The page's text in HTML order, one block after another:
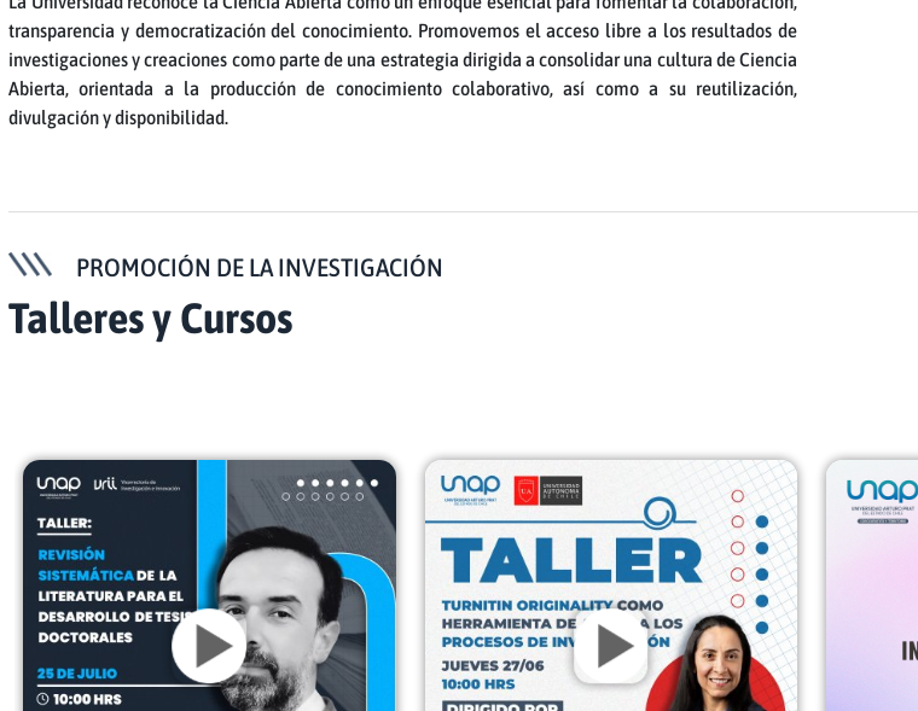
transparencia y democratización del conocimiento. Promovemos el acceso libre a los resultados de
investigaciones y creaciones como parte de una estrategia dirigida a consolidar una cultura de Ciencia
Abierta, orientada a la producción de conocimiento colaborativo, así como a su reutilización,
divulgación y disponibilidad.
PROMOCIÓN DE LA INVESTIGACIÓN
Talleres y Cursos